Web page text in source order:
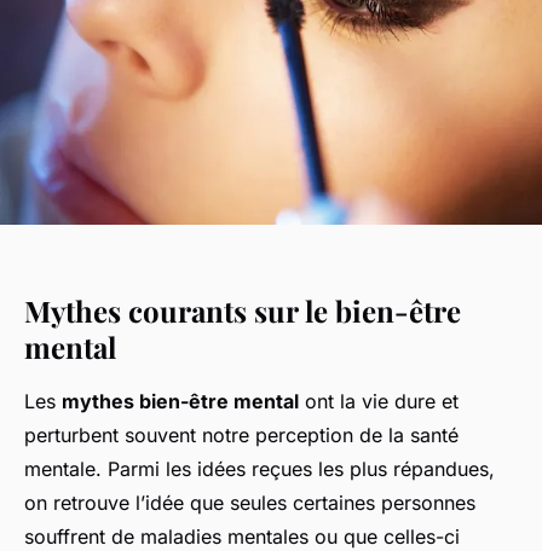
Mythes courants sur le bien-être
mental
Les mythes bien-être mental ont la vie dure et
perturbent souvent notre perception de la santé
mentale. Parmi les idées reçues les plus répandues,
on retrouve l’idée que seules certaines personnes
souffrent de maladies mentales ou que celles-ci